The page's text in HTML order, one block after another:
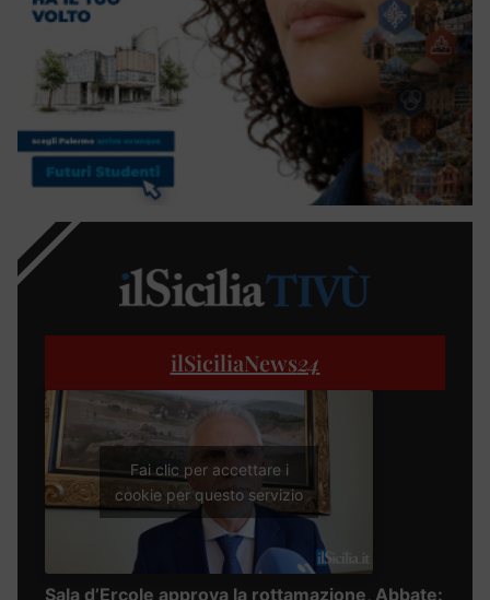
ilSiciliaNews24
Fai clic per accettare i
cookie per questo servizio
Sala d’Ercole approva la rottamazione, Abbate: